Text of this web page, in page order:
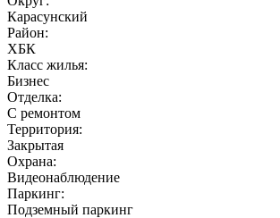
Карасунский
Район:
ХБК
Класс жилья:
Бизнес
Отделка:
С ремонтом
Территория:
Закрытая
Охрана:
Видеонаблюдение
Паркинг:
Подземный паркинг